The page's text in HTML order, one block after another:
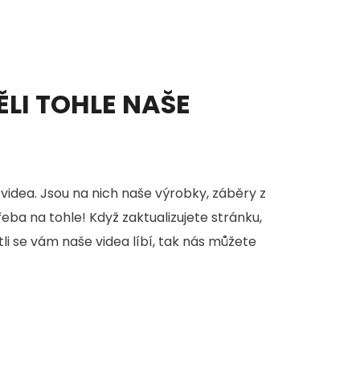
TOHLE NAŠE
Jsou na nich naše výrobky, záběry z
na tohle! Když zaktualizujete stránku,
se vám naše videa líbí, tak nás můžete